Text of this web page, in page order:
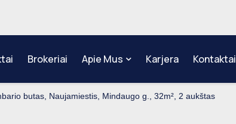
Brokeriai Apie Mus Karjera Kontaktai
butas, Naujamiestis, Mindaugo g., 32m², 2 aukštas